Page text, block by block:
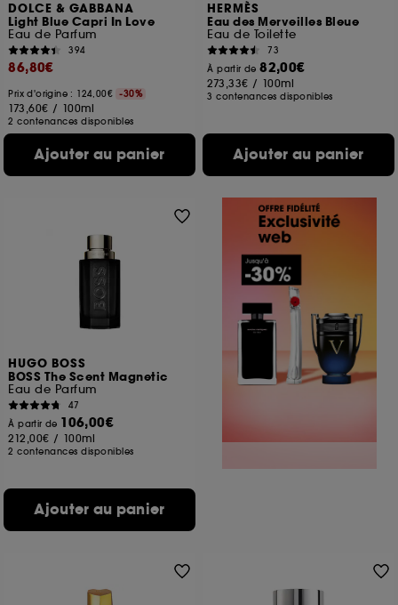
DOLCE & GABBANA
Light Blue Capri In Love
Eau de Parfum
394
86,80€
Prix d'origine : 124,00€ -30%
173,60€ / 100ml
2 contenances disponibles
Ajouter au panier
HERMÈS
Eau des Merveilles Bleue
Eau de Toilette
73
À partir de82,00€
273,33€ / 100ml
3 contenances disponibles
Ajouter au panier
HUGO BOSS
BOSS The Scent Magnetic
Eau de Parfum
47
À partir de 106,00€
212,00€ / 100ml
2 contenances disponibles
Ajouter au panier